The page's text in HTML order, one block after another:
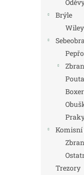
Brýle
Pouta
Komisní
Trezory